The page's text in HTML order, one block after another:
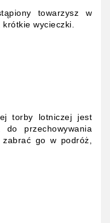
towarzysz w
wycieczki.
torby lotniczej jest
do przechowywania
go w podróż,